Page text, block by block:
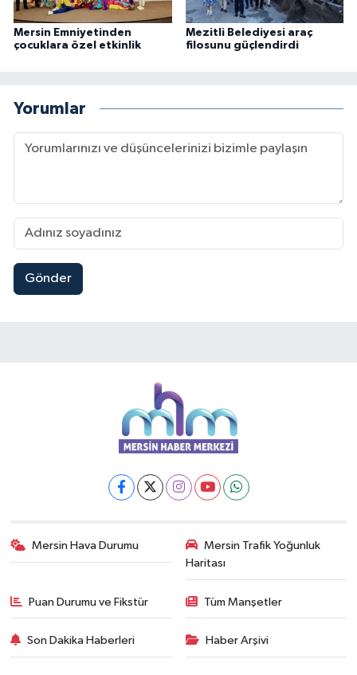
Mersin Emniyetinden
çocuklara özel etkinlik
Mezitli Belediyesi araç
filosunu güçlendirdi
Yorumlar
Gönder
Mersin Hava Durumu
Mersin Trafik Yoğunluk
Haritası
Puan Durumu ve Fikstür Tüm Manşetler
Son Dakika Haberleri Haber Arşivi